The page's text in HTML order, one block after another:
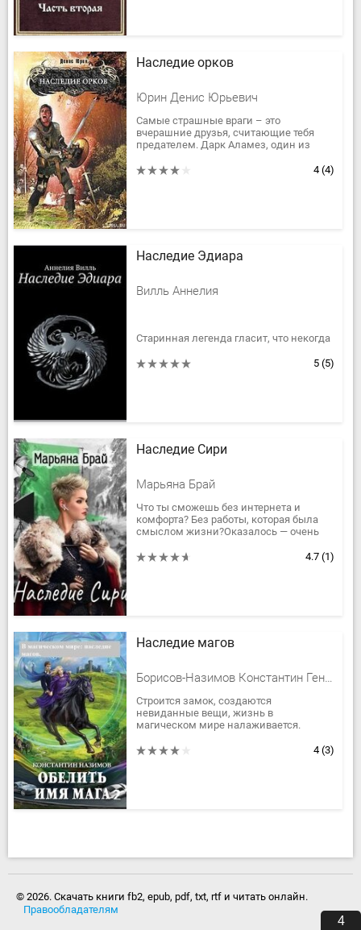
3
Наследие орков
Юрин Денис Юрьевич
Самые страшные враги – это
вчерашние друзья, считающие тебя
предателем. Дарк Аламез, один из
легиона, преследуемый не только
4 (4)
Наследие Эдиара
Вилль Аннелия
Старинная легенда гласит, что некогда
люди не враждовали с эльфами, а тени
5 (5)
Наследие Сири
Марьяна Брай
Что ты сможешь без интернета и
комфорта? Без работы, которая была
смыслом жизни?Оказалось — очень
а другой мир со своими...
4.7 (1)
Наследие магов
Борисов-Назимов Константин Геннадьевич
Строится замок, создаются
невиданные вещи, жизнь в
магическом мире налаживается.
покое. Уже собрана армия бывшего 4 (3)
© 2026. Скачать книги fb2, epub, pdf, txt, rtf и читать онлайн.
Правообладателям